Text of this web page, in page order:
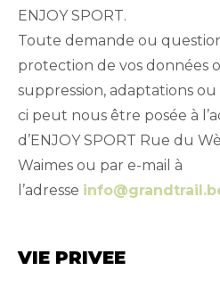
ENJOY SPORT.
Toute demande ou
protection de vos données
suppression, adaptations
ci peut nous être posée à
d’ENJOY SPORT Rue du
Waimes ou par e-mail à
l’adresse
VIE PRIVEE